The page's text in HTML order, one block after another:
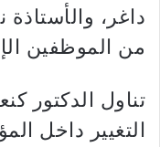
داغر،
من الموظفين
تناول الدكتور
التغيير داخل